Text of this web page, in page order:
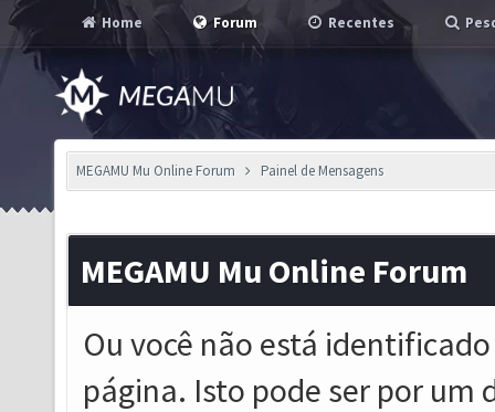
Home Forum Recentes
MEGAMU Mu Online Forum Painel de Mensagens
MEGAMU Mu Online Forum
Ou você não está
página. Isto pode ser por um